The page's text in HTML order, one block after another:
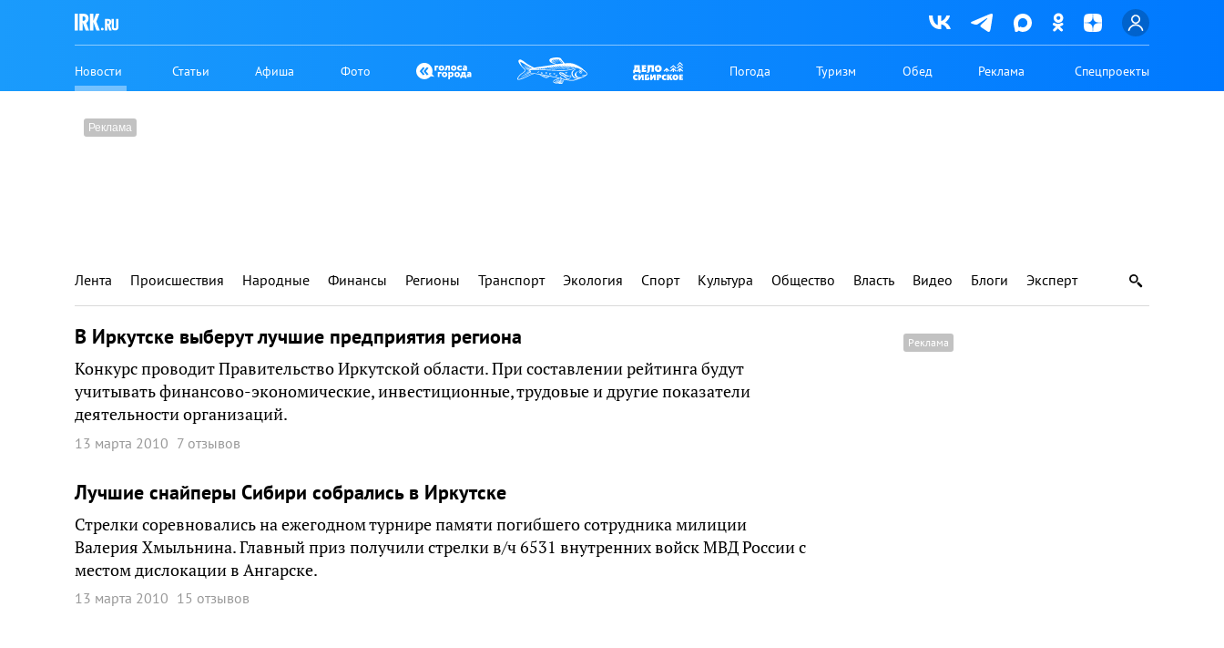
Новости Статьи Афиша Фото Погода Туризм Обед Реклама Спецпроекты
Лента Происшествия Народные Финансы Регионы Транспорт Экология Спорт Культура Общество Власть Видео Блоги Эксперт
В Иркутске выберут лучшие предприятия региона
Конкурс проводит Правительство Иркутской области. При составлении рейтинга будут
учитывать финансово-экономические, инвестиционные, трудовые и другие показатели
деятельности организаций.
13 марта 2010 7 отзывов
Лучшие снайперы Сибири собрались в Иркутске
Стрелки соревновались на ежегодном турнире памяти погибшего сотрудника милиции
Валерия Хмыльнина. Главный приз получили стрелки в/ч 6531 внутренних войск МВД России с
местом дислокации в Ангарске.
13 марта 2010 15 отзывов